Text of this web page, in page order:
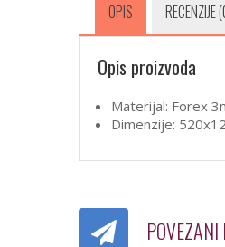
OPIS RECENZIJE
Opis proizvoda
Materijal: Forex
Dimenzije: